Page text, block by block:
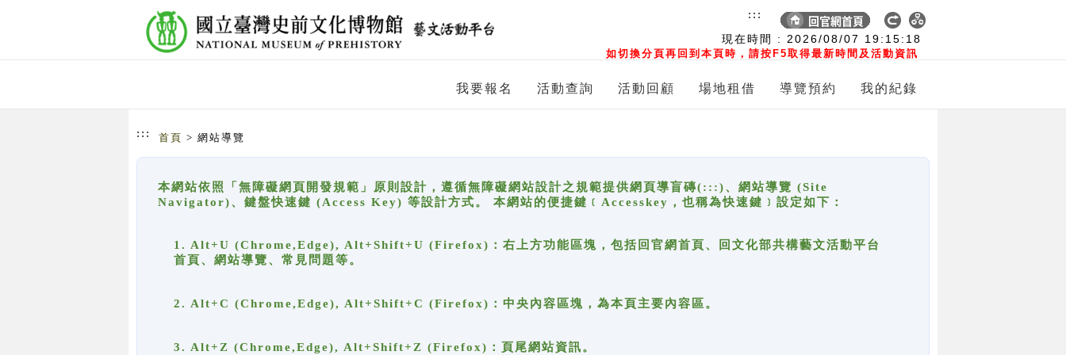
現在時間 : 2026/08/07 19:15:18
如切換分頁再回到本頁時，請按F5取得最新時間及活動資訊
:::
我要報名 活動查詢 活動回顧 場地租借 導覽預約 我的紀錄
::: 首頁 > 網站導覽
本網站依照「無障礙網頁開發規範」原則設計，遵循無障礙網站設計之規範提供網頁導盲磚(:::)、網站導覽 (Site
Navigator)、鍵盤快速鍵 (Access Key) 等設計方式。 本網站的便捷鍵﹝Accesskey，也稱為快速鍵﹞設定如下：
1. Alt+U (Chrome,Edge), Alt+Shift+U (Firefox)：右上方功能區塊，包括回官網首頁、回文化部共構藝文活動平台
首頁、網站導覽、常見問題等。
2. Alt+C (Chrome,Edge), Alt+Shift+C (Firefox)：中央內容區塊，為本頁主要內容區。
3. Alt+Z (Chrome,Edge), Alt+Shift+Z (Firefox)：頁尾網站資訊。